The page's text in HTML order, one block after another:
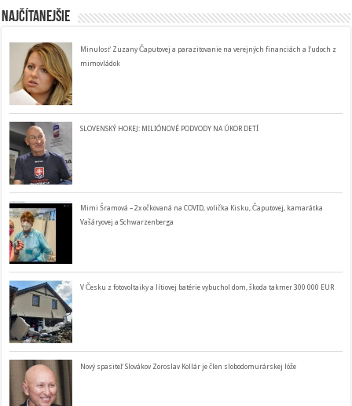
Najčítanejšie
Minulosť Zuzany Čaputovej a parazitovanie na verejných financiách a ľudoch z
mimovládok
SLOVENSKÝ HOKEJ: MILIÓNOVÉ PODVODY NA ÚKOR DETÍ
Mimi Šramová – 2x očkovaná na COVID, volička Kisku, Čaputovej, kamarátka
Vašáryovej a Schwarzenberga
V Česku z fotovoltaiky a lítiovej batérie vybuchol dom, škoda takmer 300 000 EUR
Nový spasiteľ Slovákov Zoroslav Kollár je člen slobodomurárskej lóže